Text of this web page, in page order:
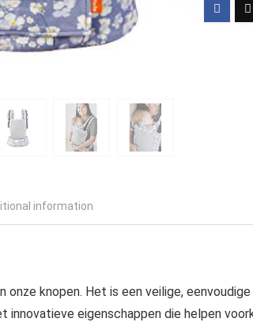
information
onze knopen. Het is een veilige,
innovatieve eigenschappen die helpen